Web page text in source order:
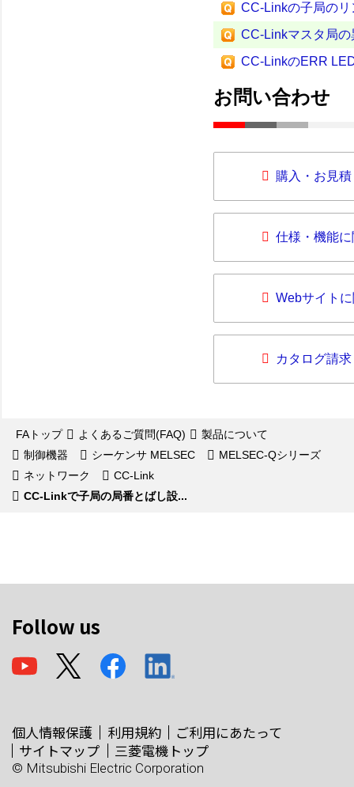
CC-Linkの子局の
CC-Linkマスタ局
CC-LinkのERR
お問い合わせ
購入・お見
仕様・機能
Webサイト
カタログ請求
FAトップ よくあるご質問(FAQ)
製品について
制御機器
シーケンサ MELSEC
MELSEC-Qシリーズ
ネットワーク
CC-Link
CC-Linkで子局の局番とばし設...
Follow us
個人情報保護 利用規約
ご利用にあたって
サイトマップ
三菱電機トップ
© Mitsubishi Electric Corporation